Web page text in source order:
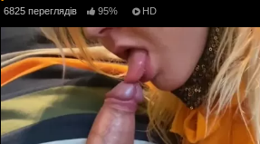
6825 переглядів 95% HD